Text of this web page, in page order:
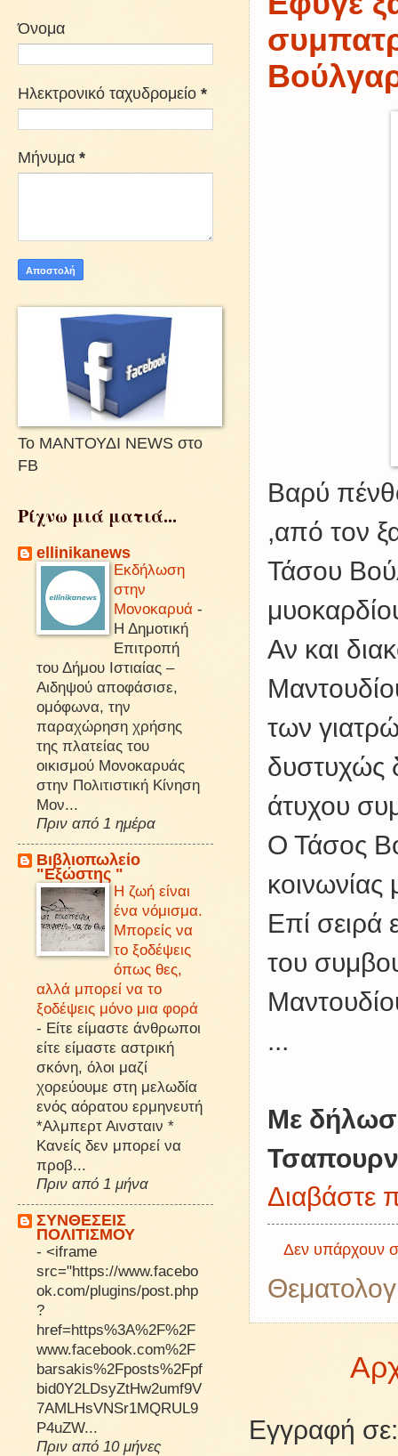
Βαρύ
,από τον
Τάσου
Αν και
των
δυστυχώς
άτυχου
Ο Τάσος
κοινωνίας
Επί σειρά
του
...
Με
Διαβάστε
Δεν υπάρχουν
Εγγραφή
Όνομα
Ηλεκτρονικό ταχυδρομείο *
Μήνυμα *
Το ΜΑΝΤΟΥΔΙ NEWS στο
FB
Ρίχνω μιά ματιά...
ellinikanews
Εκδήλωση
στην
Μονοκαρυά -
Η Δημοτική
Επιτροπή
του Δήμου Ιστιαίας –
Αιδηψού αποφάσισε,
ομόφωνα, την
παραχώρηση χρήσης
της πλατείας του
οικισμού Μονοκαρυάς
στην Πολιτιστική Κίνηση
Μον...
Πριν από 1 ημέρα
Βιβλιοπωλείο
"Εξώστης "
Η ζωή είναι
ένα νόμισμα.
Μπορείς να
το ξοδέψεις
όπως θες,
αλλά μπορεί να το
ξοδέψεις μόνο μια φορά
- Είτε είμαστε άνθρωποι
είτε είμαστε αστρική
σκόνη, όλοι μαζί
χορεύουμε στη μελωδία
ενός αόρατου ερμηνευτή
*Αλμπερτ Αινσταιν *
Κανείς δεν μπορεί να
προβ...
Πριν από 1 μήνα
ΣΥΝΘΕΣΕΙΣ
ΠΟΛΙΤΙΣΜΟΥ
- <iframe
src="https://www.facebo
ok.com/plugins/post.php
?
href=https%3A%2F%2F
www.facebook.com%2F
barsakis%2Fposts%2Fpf
bid0Y2LDsyZtHw2umf9V
7AMLHsVNSr1MQRUL9
P4uZW...
Πριν από 10 μήνες